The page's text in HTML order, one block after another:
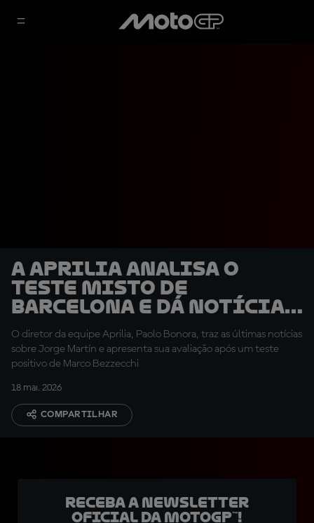
A Aprilia analisa o
teste misto de
Barcelona e dá notícias
sobre Martin
O diretor da equipe Aprilia, Paolo Bonora, traz as últimas notícias
sobre Jorge Martín e apresenta sua avaliação após um teste
positivo de Marco Bezzecchi
18 mai. 2026
COMPARTILHAR
Receba a newsletter
oficial da MotoGP™!